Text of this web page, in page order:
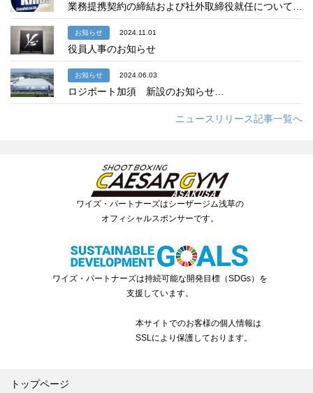
業務提携契約の締結および社外取締役就任について…
お知らせ 2024.11.01
役員人事のお知らせ
お知らせ 2024.06.03
ロジポート加須 新設のお知らせ…
ニュースリリース記事一覧へ
ワイズ・パートナーズはシーザージム浅草の
オフィシャルスポンサーです。
ワイズ・パートナーズは持続可能な開発目標（SDGs）を
支援しています。
本サイトでのお客様の個人情報は
SSLにより保護しております。
トップページ